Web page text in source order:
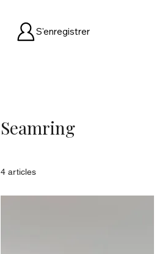
S'enregistrer
Seamring
4 articles